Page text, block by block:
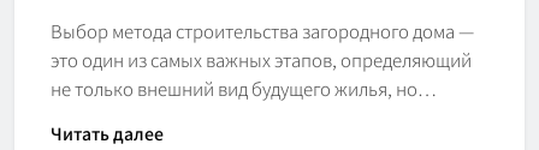
Выбор метода строительства загородного дома —
это один из самых важных этапов, определяющий
не только внешний вид будущего жилья, но…
Читать далее